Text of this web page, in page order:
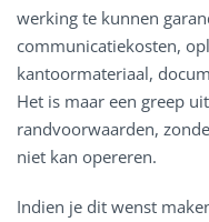
werking te kunnen
communicatiekosten,
kantoormateriaal,
Het is maar een greep
randvoorwaarden,
niet kan opereren.
Indien je dit wenst